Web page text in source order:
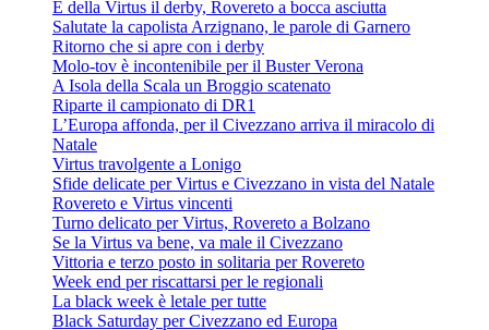
È della Virtus il derby, Rovereto a bocca asciutta
Salutate la capolista Arzignano, le parole di Garnero
Ritorno che si apre con i derby
Molo-tov è incontenibile per il Buster Verona
A Isola della Scala un Broggio scatenato
Riparte il campionato di DR1
L’Europa affonda, per il Civezzano arriva il miracolo di
Natale
Virtus travolgente a Lonigo
Sfide delicate per Virtus e Civezzano in vista del Natale
Rovereto e Virtus vincenti
Turno delicato per Virtus, Rovereto a Bolzano
Se la Virtus va bene, va male il Civezzano
Vittoria e terzo posto in solitaria per Rovereto
Week end per riscattarsi per le regionali
La black week è letale per tutte
Black Saturday per Civezzano ed Europa